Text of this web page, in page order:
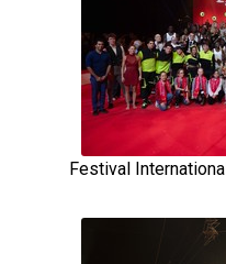
Festival